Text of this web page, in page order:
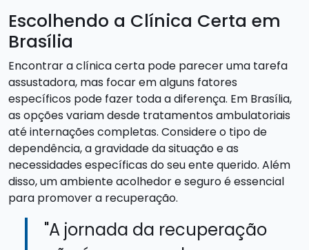
Escolhendo a Clínica Certa em
Brasília
Encontrar a clínica certa pode parecer uma tarefa
assustadora, mas focar em alguns fatores
específicos pode fazer toda a diferença. Em Brasília,
as opções variam desde tratamentos ambulatoriais
até internações completas. Considere o tipo de
dependência, a gravidade da situação e as
necessidades específicas do seu ente querido. Além
disso, um ambiente acolhedor e seguro é essencial
para promover a recuperação.
"A jornada da recuperação